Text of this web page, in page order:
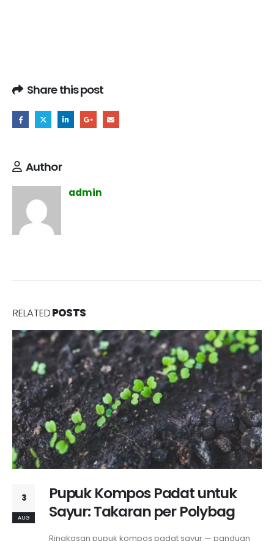
Share this post
Author
admin
RELATEDPOSTS
3
AUG
Pupuk Kompos Padat untuk
Sayur: Takaran per Polybag
Ringkasan pupuk kompos padat sayur — panduan